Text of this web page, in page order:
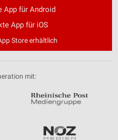
App für Android
App für iOS
Store erhältlich
mit: